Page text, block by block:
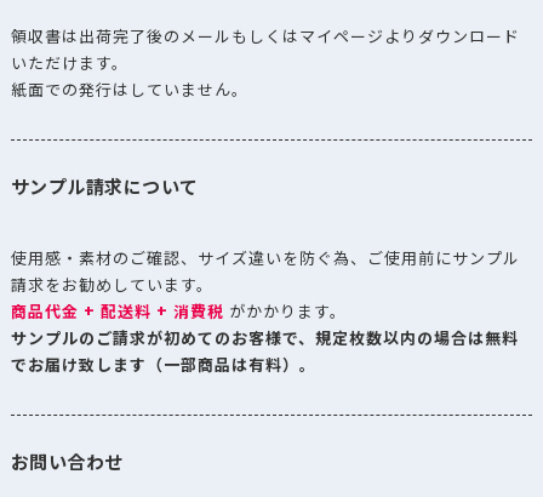
領収書は出荷完了後のメールもしくはマイページよりダウンロード
いただけます。
紙面での発行はしていません。
サンプル請求について
使用感・素材のご確認、サイズ違いを防ぐ為、ご使用前にサンプル
請求をお勧めしています。
商品代金 + 配送料 + 消費税 がかかります。
サンプルのご請求が初めてのお客様で、規定枚数以内の場合は無料
でお届け致します（一部商品は有料）。
お問い合わせ